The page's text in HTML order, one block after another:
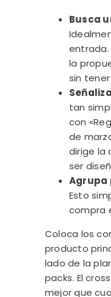
Busca
entrada.
la
sin
tan
con
de
dirige la
ser
Agrupa
Esto
compra
Coloca los
producto
lado de la
packs. El
mejor que